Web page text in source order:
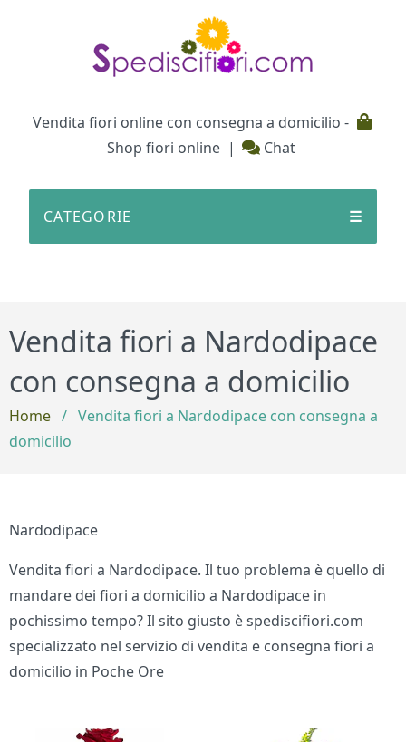
Vendita fiori online con consegna a domicilio -
Shop fiori online | Chat
CATEGORIE ☰
Vendita fiori a Nardodipace
con consegna a domicilio
Home / Vendita fiori a Nardodipace con consegna a
domicilio
Nardodipace
Vendita fiori a Nardodipace. Il tuo problema è quello di
mandare dei fiori a domicilio a Nardodipace in
pochissimo tempo? Il sito giusto è spediscifiori.com
specializzato nel servizio di vendita e consegna fiori a
domicilio in Poche Ore